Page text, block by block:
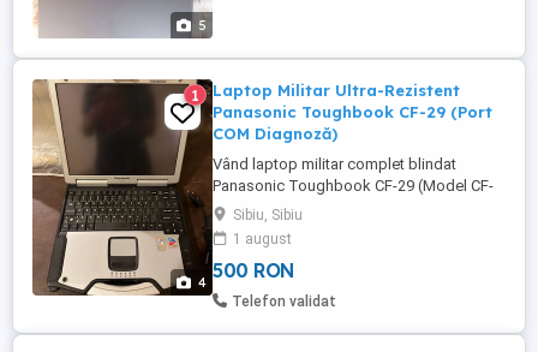
5
4
1
Laptop Militar Ultra-Rezistent
Panasonic Toughbook CF-29 (Port
COM Diagnoză)
Vând laptop militar complet blindat
Panasonic Toughbook CF-29 (Model CF-
29H3M50BM), fabricat în Japonia. Este un
dispozitiv extrem de robust, cu carcasă
integrală din aliaj de magneziu, ideal
pentru utilizare în condiții grele, service
auto (diagnoză), șantier sau
Sibiu, Sibiu
1 august
500 RON
Telefon validat